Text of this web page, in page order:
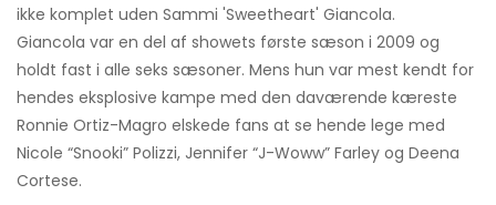
ikke komplet uden Sammi 'Sweetheart' Giancola.
Giancola var en del af showets første sæson i 2009 og
holdt fast i alle seks sæsoner. Mens hun var mest kendt for
hendes eksplosive kampe med den daværende kæreste
Ronnie Ortiz-Magro elskede fans at se hende lege med
Nicole “Snooki” Polizzi, Jennifer “J-Woww” Farley og Deena
Cortese.